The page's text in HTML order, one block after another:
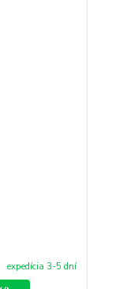
expedícia 3-5 dní